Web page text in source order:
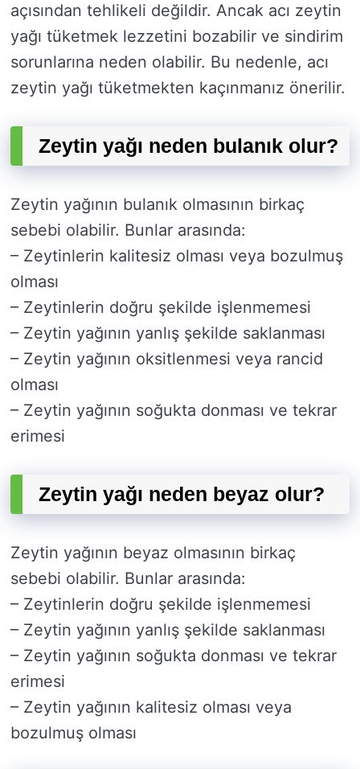
açısından tehlikeli değildir. Ancak acı zeytin
yağı tüketmek lezzetini bozabilir ve sindirim
sorunlarına neden olabilir. Bu nedenle, acı
zeytin yağı tüketmekten kaçınmanız önerilir.
Zeytin yağı neden bulanık olur?
Zeytin yağının bulanık olmasının birkaç
sebebi olabilir. Bunlar arasında:
– Zeytinlerin kalitesiz olması veya bozulmuş
olması
– Zeytinlerin doğru şekilde işlenmemesi
– Zeytin yağının yanlış şekilde saklanması
– Zeytin yağının oksitlenmesi veya rancid
olması
– Zeytin yağının soğukta donması ve tekrar
erimesi
Zeytin yağı neden beyaz olur?
Zeytin yağının beyaz olmasının birkaç
sebebi olabilir. Bunlar arasında:
– Zeytinlerin doğru şekilde işlenmemesi
– Zeytin yağının yanlış şekilde saklanması
– Zeytin yağının soğukta donması ve tekrar
erimesi
– Zeytin yağının kalitesiz olması veya
bozulmuş olması